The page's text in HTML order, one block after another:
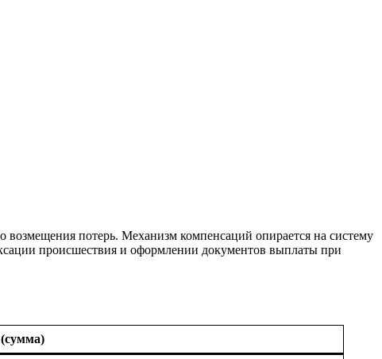
возмещения потерь. Механизм компенсаций опирается на систему
происшествия и оформлении документов выплаты при